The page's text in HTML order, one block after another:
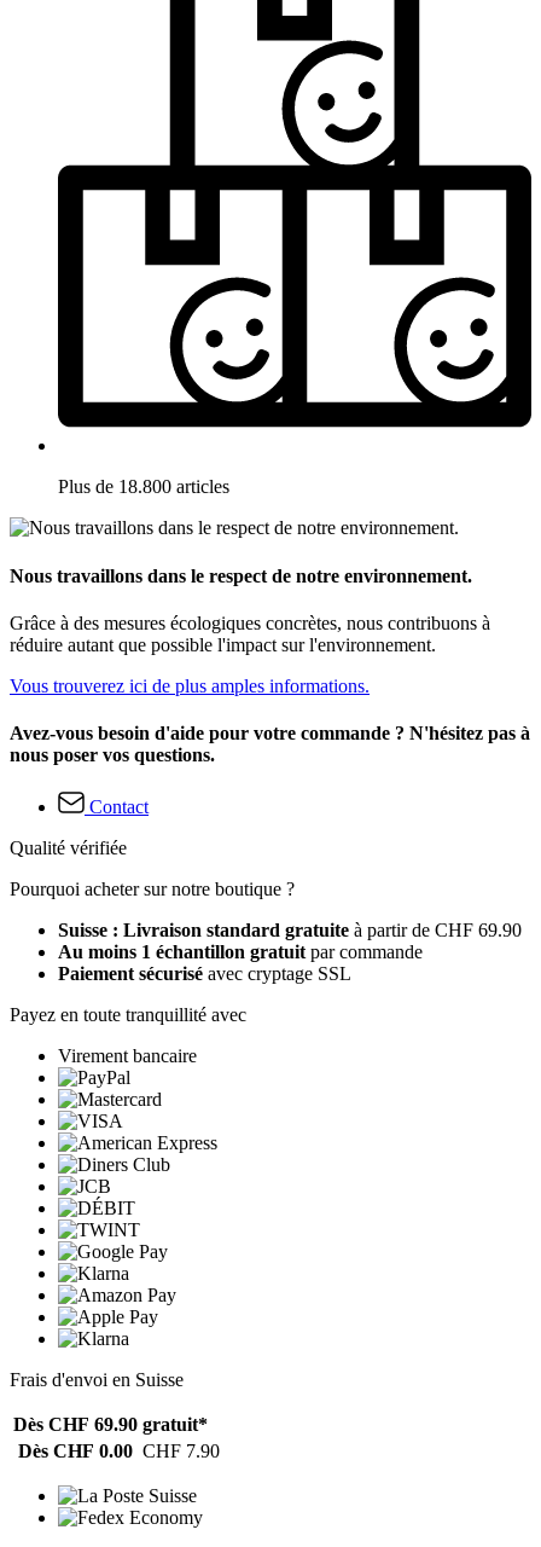
Plus de 18.800 articles
Nous travaillons dans le respect de notre environnement.
Grâce à des mesures écologiques concrètes, nous contribuons à
réduire autant que possible l'impact sur l'environnement.
Vous trouverez ici de plus amples informations.
Avez-vous besoin d'aide pour votre commande ? N'hésitez pas à
nous poser vos questions.
Contact
Qualité vérifiée
Pourquoi acheter sur notre boutique ?
Suisse : Livraison standard gratuite à partir de CHF 69.90
Au moins 1 échantillon gratuitpar commande
Paiement sécurisé avec cryptage SSL
Payez en toute tranquillité avec
Virement bancaire
Frais d'envoi en Suisse
Dès CHF 69.90 gratuit*
Dès CHF 0.00 CHF 7.90